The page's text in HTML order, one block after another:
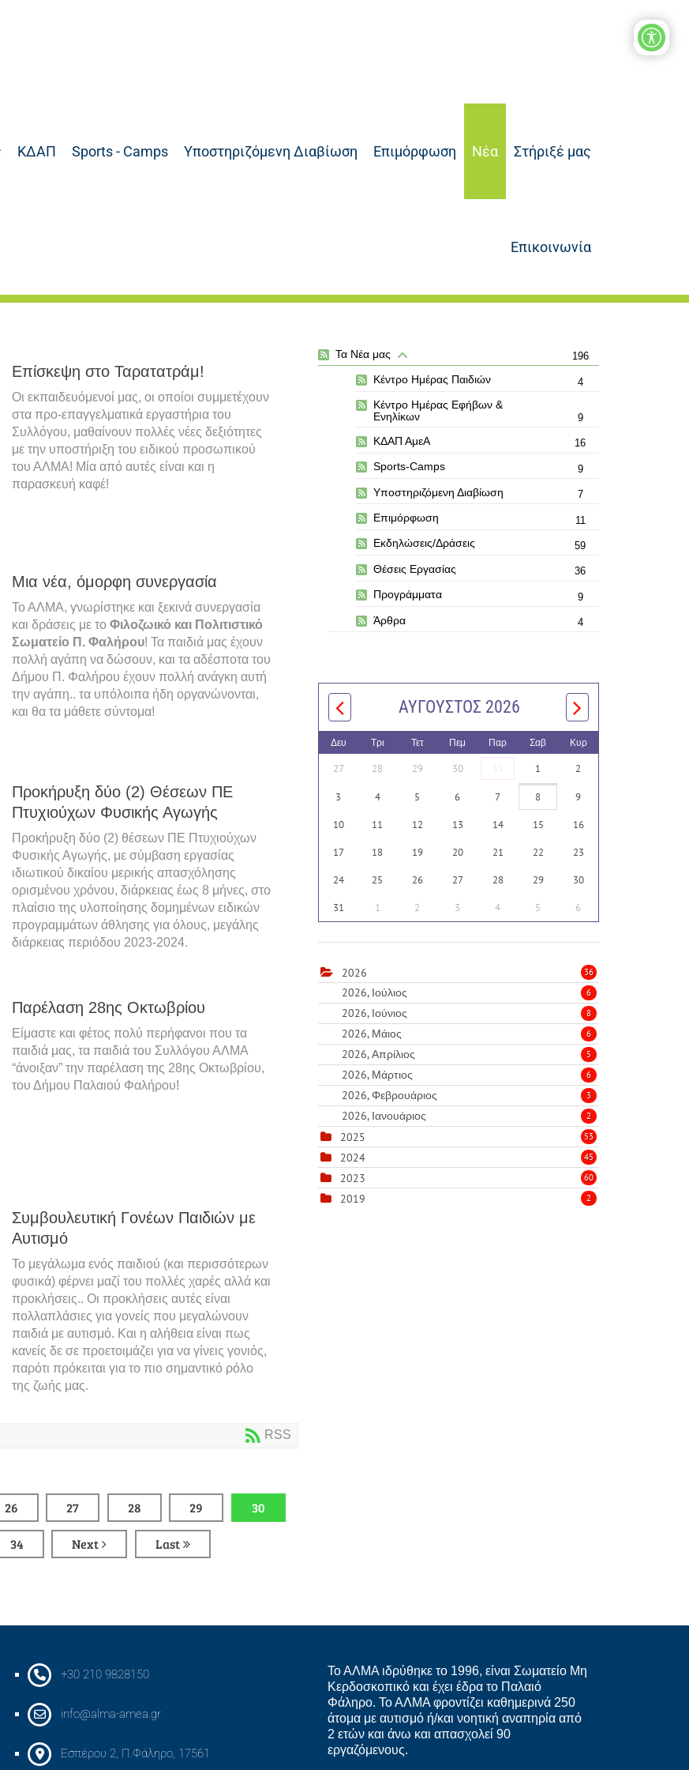
ΚΔΑΠ Sports - Camps Υποστηριζόμενη Διαβίωση Επιμόρφωση Νέα Στήριξέ μας
Επικοινωνία
Επίσκεψη στο Ταρατατράμ!
Οι εκπαιδευόμενοί μας, οι οποίοι συμμετέχουν
στα προ-επαγγελματικά εργαστήρια του
Συλλόγου, μαθαίνουν πολλές νέες δεξιότητες
με την υποστήριξη του ειδικού προσωπικού
του ΑΛΜΑ! Μία από αυτές είναι και η
παρασκευή καφέ!
Μια νέα, όμορφη συνεργασία
Το ΑΛΜΑ, γνωρίστηκε και ξεκινά συνεργασία
και δράσεις με το Φιλοζωικό και Πολιτιστικό
Σωματείο Π. Φαλήρου! Τα παιδιά μας έχουν
πολλή αγάπη να δώσουν, και τα αδέσποτα του
Δήμου Π. Φαλήρου έχουν πολλή ανάγκη αυτή
την αγάπη.. τα υπόλοιπα ήδη οργανώνονται,
και θα τα μάθετε σύντομα!
Προκήρυξη δύο (2) Θέσεων ΠΕ
Πτυχιούχων Φυσικής Αγωγής
Προκήρυξη δύο (2) θέσεων ΠΕ Πτυχιούχων
Φυσικής Αγωγής, με σύμβαση εργασίας
ιδιωτικού δικαίου μερικής απασχόλησης
ορισμένου χρόνου, διάρκειας έως 8 μήνες, στο
πλαίσιο της υλοποίησης δομημένων ειδικών
προγραμμάτων άθλησης για όλους, μεγάλης
διάρκειας περιόδου 2023-2024.
Παρέλαση 28ης Οκτωβρίου
Είμαστε και φέτος πολύ περήφανοι που τα
παιδιά μας, τα παιδιά του Συλλόγου ΑΛΜΑ
“άνοιξαν” την παρέλαση της 28ης Οκτωβρίου,
του Δήμου Παλαιού Φαλήρου!
Συμβουλευτική Γονέων Παιδιών με
Αυτισμό
Το μεγάλωμα ενός παιδιού (και περισσότερων
φυσικά) φέρνει μαζί του πολλές χαρές αλλά και
προκλήσεις.. Οι προκλήσεις αυτές είναι
πολλαπλάσιες για γονείς που μεγαλώνουν
παιδιά με αυτισμό. Και η αλήθεια είναι πως
κανείς δε σε προετοιμάζει για να γίνεις γονιός,
παρότι πρόκειται για το πιο σημαντικό ρόλο
της ζωής μας.
RSS
26 27 28 29 30
34 Next Last
Τα Νέα μας 196
Κέντρο Ημέρας Παιδιών 4
Κέντρο Ημέρας Εφήβων &
Ενηλίκων
9
ΚΔΑΠ ΑμεΑ 16
Sports-Camps 9
Υποστηριζόμενη Διαβίωση 7
Επιμόρφωση 11
Εκδηλώσεις/Δράσεις 59
Θέσεις Εργασίας 36
Προγράμματα 9
Άρθρα 4
ΑΎΓΟΥΣΤΟΣ 2026
Δευ Τρι Τετ Πεμ Παρ Σαβ Κυρ
27 28 29 30 31 1 2
3 4 5 6 7 8 9
10 11 12 13 14 15 16
17 18 19 20 21 22 23
24 25 26 27 28 29 30
31 1 2 3 4 5 6
2026 36
2026, Ιούλιος 6
2026, Ιούνιος 8
2026, Μάιος 6
2026, Απρίλιος 5
2026, Μάρτιος 6
2026, Φεβρουάριος 3
2026, Ιανουάριος 2
2025 53
2024 45
2023 60
2019 2
+30 210 9828150
info@alma-amea.gr
Εσπέρου 2, Π.Φάληρο, 17561
Το ΑΛΜΑ ιδρύθηκε το 1996, είναι Σωματείο Μη
Κερδοσκοπικό και έχει έδρα το Παλαιό
Φάληρο. Το ΑΛΜΑ φροντίζει καθημερινά 250
άτομα με αυτισμό ή/και νοητική αναπηρία από
2 ετών και άνω και απασχολεί 90
εργαζόμενους.